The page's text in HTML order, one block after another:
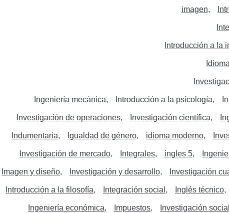
imagen
Introducción a la
Ingeniería mecánica Introducción a la psicología
Investigación de operaciones Investigación científica
Indumentaria Igualdad de género idioma moderno
Investigación de mercado Integrales ingles 5
Imagen y diseño Investigación y desarrollo Investigación
Introducción a la filosofía Integración social Inglés técnico
Ingeniería económica Impuestos Investigación social